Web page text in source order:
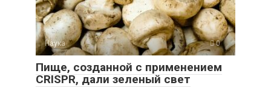
Наука 0
Пище, созданной с применением
CRISPR, дали зеленый свет